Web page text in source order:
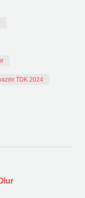
TDK 2024